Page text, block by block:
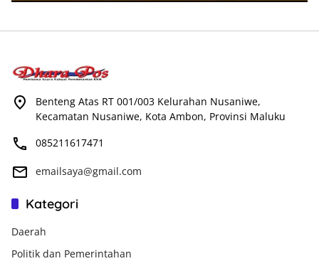
Benteng Atas RT 001/003 Kelurahan Nusaniwe,
Kecamatan Nusaniwe, Kota Ambon, Provinsi Maluku
085211617471
emailsaya@gmail.com
Kategori
Daerah
Politik dan Pemerintahan